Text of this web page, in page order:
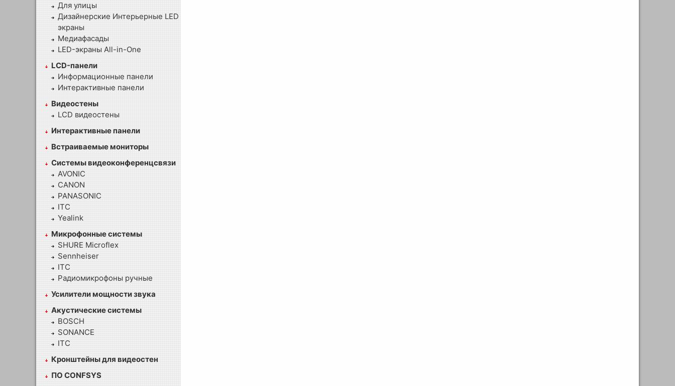
Для улицы
Дизайнерские Интерьерные LED
экраны
Медиафасады
LED-экраны All-in-One
LCD-панели
Информационные панели
Интерактивные панели
Видеостены
LCD видеостены
Интерактивные панели
Встраиваемые мониторы
Системы видеоконференцсвязи
AVONIC
CANON
PANASONIC
ITC
Yealink
Микрофонные системы
SHURE Microflex
Sennheiser
ITC
Радиомикрофоны ручные
Усилители мощности звука
Акустические системы
BOSCH
SONANCE
ITC
Кронштейны для видеостен
ПО CONFSYS